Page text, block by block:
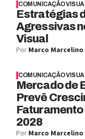
COMUNICAÇÃO
Estratégias
Agressivas
Visual
Por Marco Marcelino
COMUNICAÇÃO
Mercado de
Prevê
2028
Por Marco Marcelino